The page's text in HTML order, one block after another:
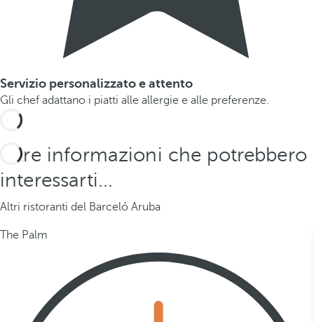
Servizio personalizzato e attento
Gli chef adattano i piatti alle allergie e alle preferenze.
Altre informazioni che potrebbero
interessarti...
Altri ristoranti del Barceló Aruba
The Palm